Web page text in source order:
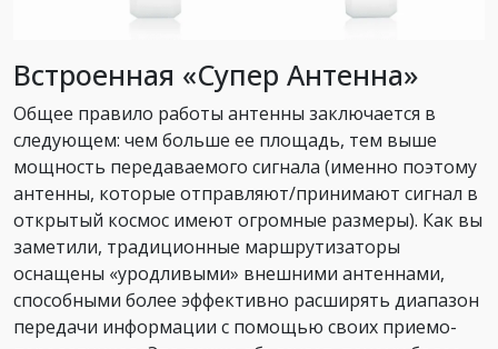
Встроенная «Супер Антенна»
Общее правило работы антенны заключается в
следующем: чем больше ее площадь, тем выше
мощность передаваемого сигнала (именно поэтому
антенны, которые отправляют/принимают сигнал в
открытый космос имеют огромные размеры). Как вы
заметили, традиционные маршрутизаторы
оснащены «уродливыми» внешними антеннами,
способными более эффективно расширять диапазон
передачи информации с помощью своих приемо-